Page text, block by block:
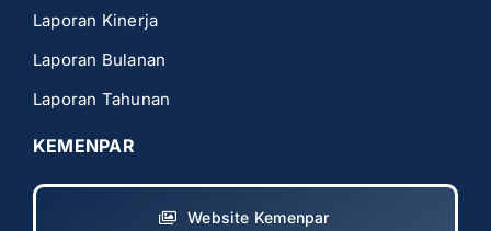
Laporan Kinerja
Laporan Bulanan
Laporan Tahunan
KEMENPAR
Website Kemenpar